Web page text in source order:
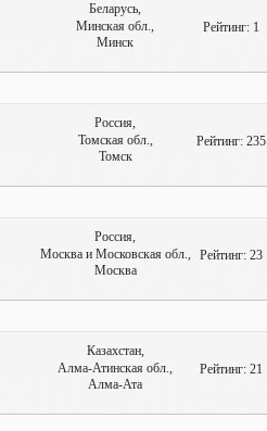
Рейтинг:1
Беларусь,
Минская обл.,
Минск
Рейтинг:235
Россия,
Томская обл.,
Томск
Рейтинг:23
Россия,
Москва и Московская обл.,
Москва
Рейтинг:21
Казахстан,
Алма-Атинская обл.,
Алма-Ата